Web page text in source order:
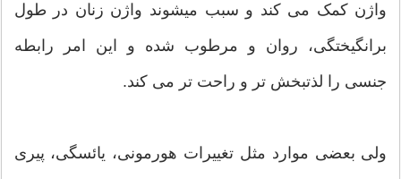
واژن کمک می کند و سبب میشوند واژن زنان در طول
برانگیختگی، روان و مرطوب شده و این امر رابطه
جنسی را لذتبخش تر و راحت تر می کند.
ولی بعضی موارد مثل تغییرات هورمونی، یائسگی، پیری